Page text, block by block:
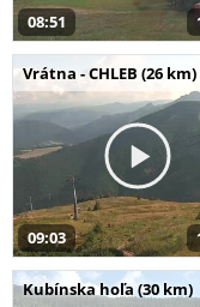
08:51
Vrátna - CHLEB (26 km)
09:03
Kubínska hoľa (30 km)